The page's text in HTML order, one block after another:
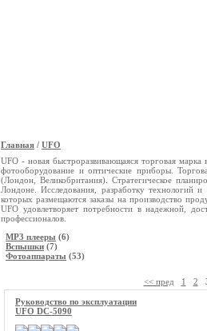
Главная / UFO
UFO - новая быстроразвивающаяся торговая
фотооборудование и оптические приборы.
(Лондон, Великобритания). Стратегическое
Лондоне. Исследования, разработку технологий
которых размещаются заказы на производство
UFO удовлетворяет потребности в надежной,
профессионалов.
MP3 плееры (6)
Вспышки (7)
Фотоаппараты (53)
<< пред 1 2
Руководство по эксплуатации
UFO DC-5090